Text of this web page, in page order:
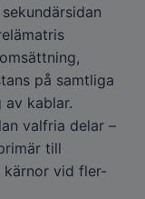
på samtliga
kablar.
valfria delar –
till
kärnor vid fler-